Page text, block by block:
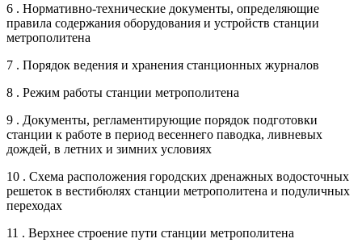
6 . Нормативно-технические документы, определяющие
правила содержания оборудования и устройств станции
метрополитена
7 . Порядок ведения и хранения станционных журналов
8 . Режим работы станции метрополитена
9 . Документы, регламентирующие порядок подготовки
станции к работе в период весеннего паводка, ливневых
дождей, в летних и зимних условиях
10 . Схема расположения городских дренажных водосточных
решеток в вестибюлях станции метрополитена и подуличных
переходах
11 . Верхнее строение пути станции метрополитена